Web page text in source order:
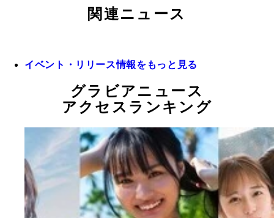
関連ニュース
イベント・リリース情報をもっと見る
グラビアニュース
アクセスランキング